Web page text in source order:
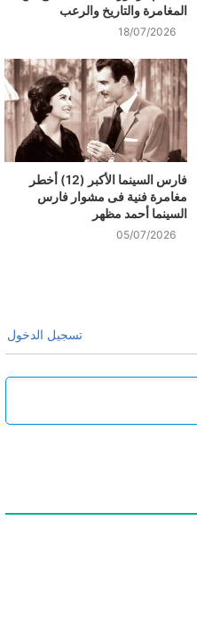
المغامرة والتاريخ والرعب
18/07/2026
فارس السينما الأكبر (12) أخطر
مغامرة فنية فى مشوار فارس
السينما أحمد مظهر
05/07/2026
تسجيل الدخول